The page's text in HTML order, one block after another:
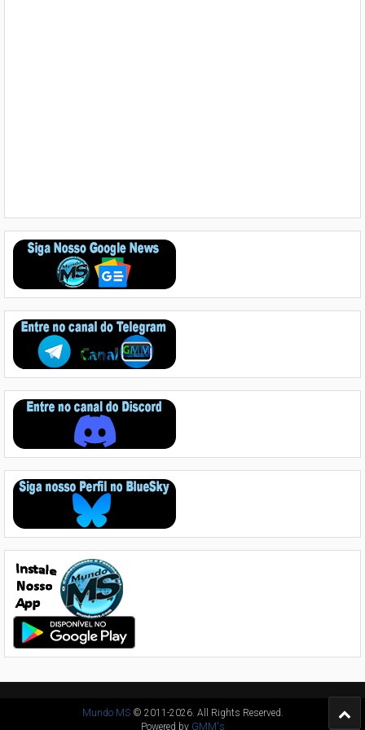
Mundo MS© 2011-2026. All Rights Reserved.
Powered by GMM's